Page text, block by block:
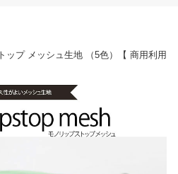
ップ メッシュ生地 （5色）【 商用利用